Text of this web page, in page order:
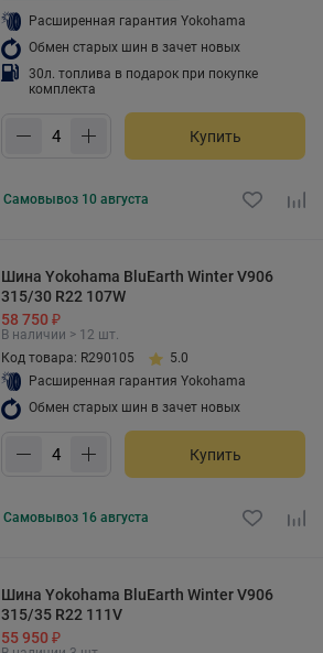
Расширенная гарантия Yokohama
Обмен старых шин в зачет новых
30л. топлива в подарок при покупке
комплекта
Купить
Самовывоз 10 августа
Шина Yokohama BluEarth Winter V906
315/30 R22 107W
58 750 ₽
В наличии > 12 шт.
Код товара: R290105
5.0
Расширенная гарантия Yokohama
Обмен старых шин в зачет новых
Купить
Самовывоз 16 августа
Шина Yokohama BluEarth Winter V906
315/35 R22 111V
55 950 ₽